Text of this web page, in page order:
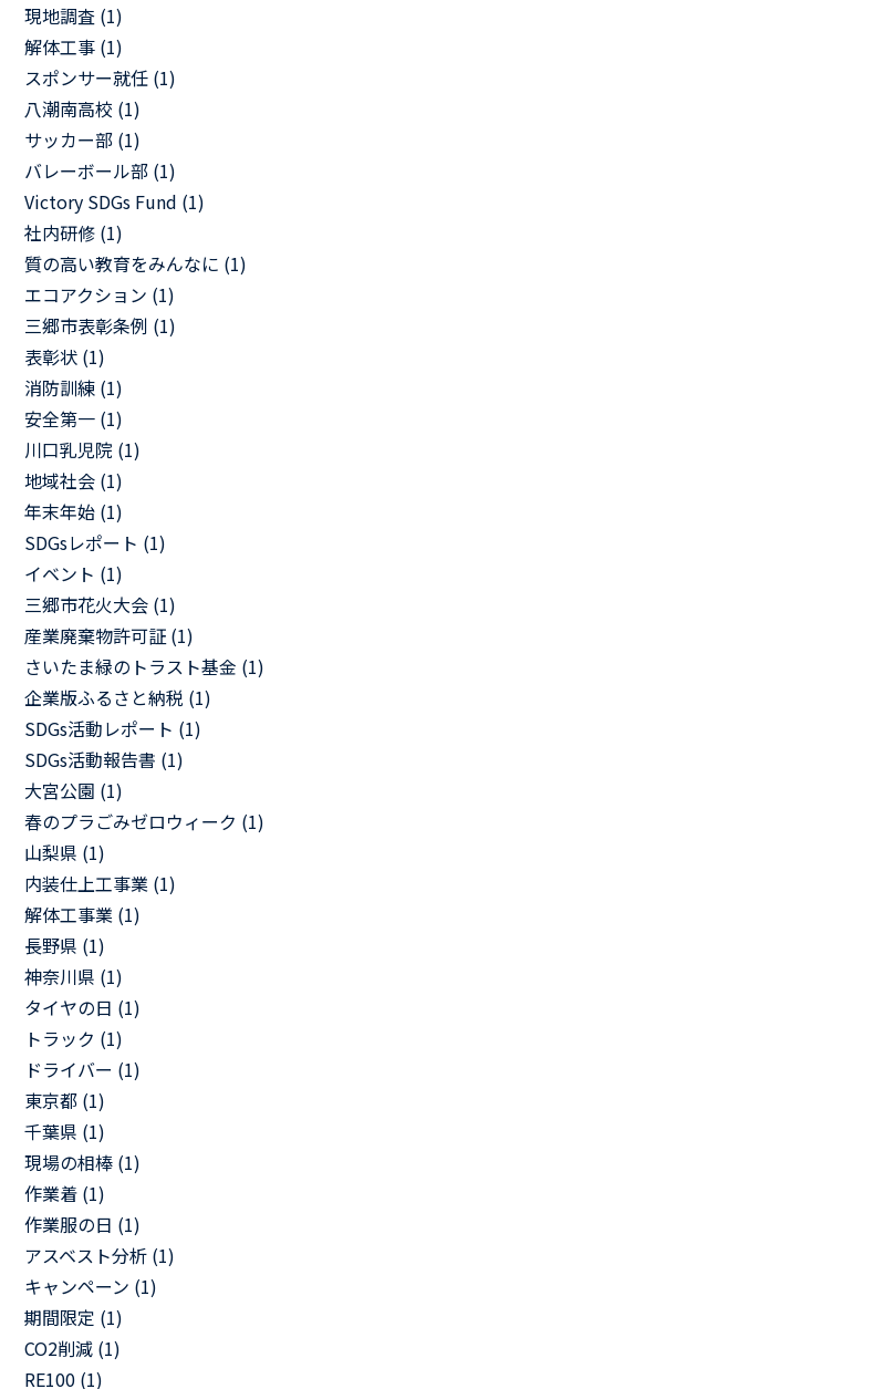
現地調査 (1)
解体工事 (1)
スポンサー就任 (1)
八潮南高校 (1)
サッカー部 (1)
バレーボール部 (1)
Victory SDGs Fund (1)
社内研修 (1)
質の高い教育をみんなに (1)
エコアクション (1)
三郷市表彰条例 (1)
表彰状 (1)
消防訓練 (1)
安全第一 (1)
川口乳児院 (1)
地域社会 (1)
年末年始 (1)
SDGsレポート (1)
イベント (1)
三郷市花火大会 (1)
産業廃棄物許可証 (1)
さいたま緑のトラスト基金 (1)
企業版ふるさと納税 (1)
SDGs活動レポート (1)
SDGs活動報告書 (1)
大宮公園 (1)
春のプラごみゼロウィーク (1)
山梨県 (1)
内装仕上工事業 (1)
解体工事業 (1)
長野県 (1)
神奈川県 (1)
タイヤの日 (1)
トラック (1)
ドライバー (1)
東京都 (1)
千葉県 (1)
現場の相棒 (1)
作業着 (1)
作業服の日 (1)
アスベスト分析 (1)
キャンペーン (1)
期間限定 (1)
CO2削減 (1)
RE100 (1)